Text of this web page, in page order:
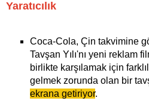
Yaratıcılık
Coca-Cola, Çin takvimine
Tavşan Yılı'nı yeni reklam
birlikte karşılamak için
gelmek zorunda olan bir
ekrana getiriyor.